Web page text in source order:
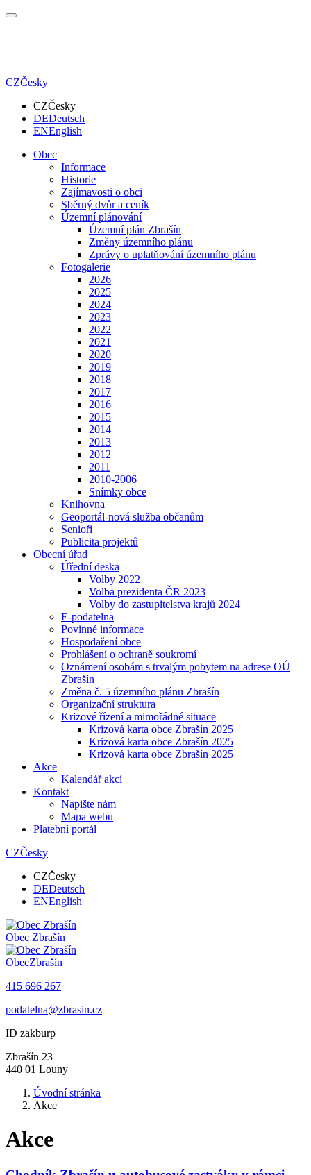
CZČesky
CZČesky
DEDeutsch
ENEnglish
Obec
Informace
Historie
Zajímavosti o obci
Sběrný dvůr a ceník
Územní plánování
Územní plán Zbrašín
Změny územního plánu
Zprávy o uplatňování územního plánu
Fotogalerie
2026
2025
2024
2023
2022
2021
2020
2019
2018
2017
2016
2015
2014
2013
2012
2011
2010-2006
Snímky obce
Knihovna
Geoportál-nová služba občanům
Senioři
Publicita projektů
Obecní úřad
Úřední deska
Volby 2022
Volba prezidenta ČR 2023
Volby do zastupitelstva krajů 2024
E-podatelna
Povinné informace
Hospodaření obce
Prohlášení o ochraně soukromí
Oznámení osobám s trvalým pobytem na adrese OÚ
Zbrašín
Změna č. 5 územního plánu Zbrašín
Organizační struktura
Krizové řízení a mimořádné situace
Krizová karta obce Zbrašín 2025
Krizová karta obce Zbrašín 2025
Krizová karta obce Zbrašín 2025
Akce
Kalendář akcí
Kontakt
Napište nám
Mapa webu
Platební portál
CZČesky
CZČesky
DEDeutsch
ENEnglish
Obec Zbrašín
ObecZbrašín
415 696 267
podatelna@zbrasin.cz
ID zakburp
Zbrašín 23
440 01 Louny
Úvodní stránka
Akce
Akce